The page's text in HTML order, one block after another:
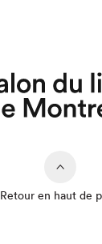
Que
Retour en haut de